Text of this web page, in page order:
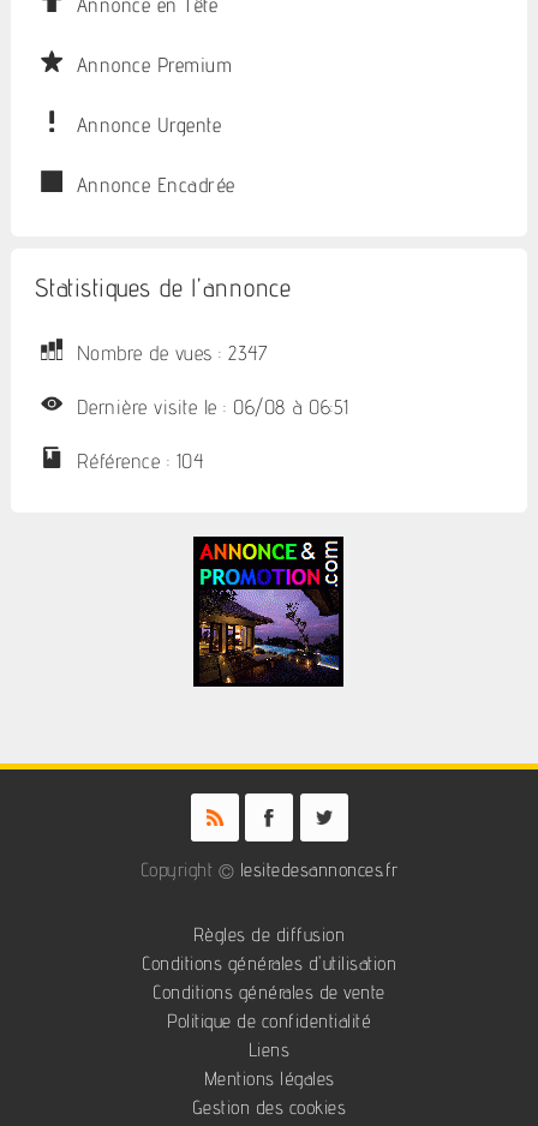
Annonce en Tête
Annonce Premium
Annonce Urgente
Annonce Encadrée
Statistiques de l'annonce
Nombre de vues : 2347
Dernière visite le : 06/08 à 06:51
Référence : 104
Copyright © lesitedesannonces.fr
Règles de diffusion
Conditions générales d'utilisation
Conditions générales de vente
Politique de confidentialité
Liens
Mentions légales
Gestion des cookies